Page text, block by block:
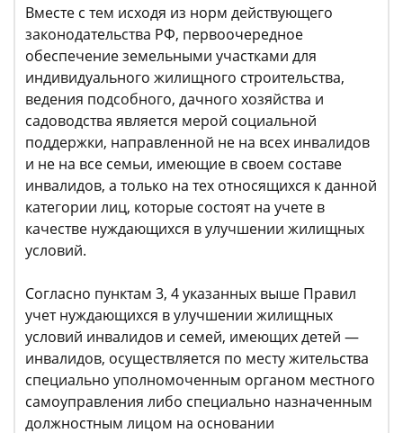
Вместе с тем исходя из норм действующего
законодательства РФ, первоочередное
обеспечение земельными участками для
индивидуального жилищного строительства,
ведения подсобного, дачного хозяйства и
садоводства является мерой социальной
поддержки, направленной не на всех инвалидов
и не на все семьи, имеющие в своем составе
инвалидов, а только на тех относящихся к данной
категории лиц, которые состоят на учете в
качестве нуждающихся в улучшении жилищных
условий.
Согласно пунктам 3, 4 указанных выше Правил
учет нуждающихся в улучшении жилищных
условий инвалидов и семей, имеющих детей —
инвалидов, осуществляется по месту жительства
специально уполномоченным органом местного
самоуправления либо специально назначенным
должностным лицом на основании